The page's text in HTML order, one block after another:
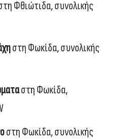
Φθιώτιδα, συνολικής
στη Φωκίδα, συνολικής
στη Φωκίδα,
στη Φωκίδα, συνολικής